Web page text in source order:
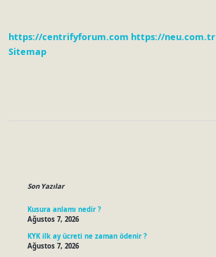
https://centrifyforum.com https://neu.com.tr
Sitemap
Son Yazılar
Kusura anlamı nedir ?
Ağustos 7, 2026
KYK ilk ay ücreti ne zaman ödenir ?
Ağustos 7, 2026